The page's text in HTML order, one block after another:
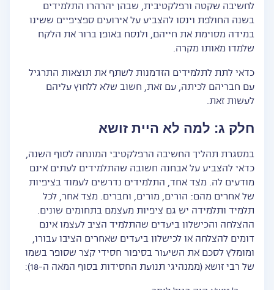
לחשיבה שקטה ורפלקטיבית, שבהן יהרהרו התלמידים
בשנה החולפת וינסו להצביע על אירועים ספציפיים ששינו
במידה מסוימת את חייהם, ולנסח באופן ברור את הלקח
שלמדו מאותו מקרה.
כדאי לתת לתלמידים הזדמנות לשתף את תוצאות התרגיל
עם חבריהם לכיתה, עם זאת, חשוב שלא ללחוץ עליהם
לעשות זאת.
חלק ג: למה לא היית זושא
במסגרת תהליך החשיבה הרפלקטיבי המונחה לסוף השנה,
כדאי להצביע על אבחנה חשובה שהתלמידים לעתים אינם
מודעים לה. מצד אחד, התלמידים נדרשים לעמוד בציפיות
של אחרים מהם: הורים, מורים, וחברים. מצד אחר, לכל
תלמיד ותלמידה יש גם ציפיות מעצמם בתחומים שונים.
ההצלחה והכישלון ביעדים שהתלמיד הציב לעצמו אינם
דומים להצלחה או לכישלון ביעדים שאחרים הציבו עבורו,
ומומלץ לסכם את השיעור בסיפור חסידי קצר שסופר בשמו
של רבי זושא (ממנהיגי תנועת החסידות בסוף המאה ה-18):